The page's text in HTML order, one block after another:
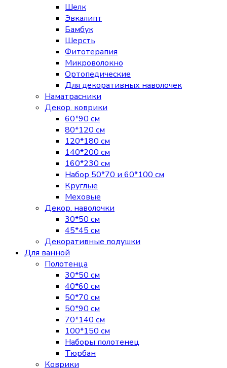
Шелк
Эвкалипт
Бамбук
Шерсть
Фитотерапия
Микроволокно
Ортопедические
Для декоративных наволочек
Наматрасники
Декор. коврики
60*90 см
80*120 см
120*180 см
140*200 см
160*230 см
Набор 50*70 и 60*100 см
Круглые
Меховые
Декор. наволочки
30*50 см
45*45 см
Декоративные подушки
Для ванной
Полотенца
30*50 см
40*60 см
50*70 см
50*90 см
70*140 см
100*150 см
Наборы полотенец
Тюрбан
Коврики